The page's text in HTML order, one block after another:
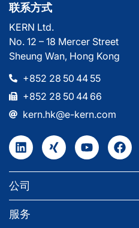
联系方式
KERN Ltd.
No. 12 – 18 Mercer Street
Sheung Wan, Hong Kong
+852 28 50 44 55
+852 28 50 44 66
kern.hk@e-kern.com
公司
服务